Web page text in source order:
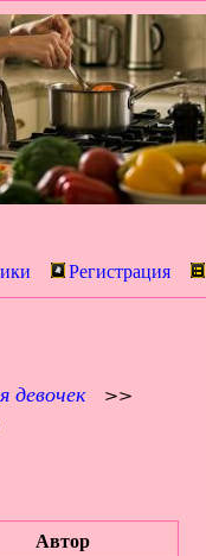
Регистрация
девочек
>>
Автор